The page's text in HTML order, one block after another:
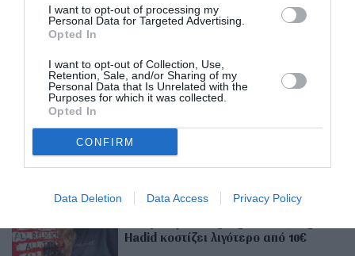
I want to opt-out of processing my
Personal Data for Targeted Advertising.
Opted In
I want to opt-out of Collection, Use,
Retention, Sale, and/or Sharing of my
Personal Data that Is Unrelated with the
Purposes for which it was collected.
Opted In
CONFIRM
Data Deletion Data Access Privacy Policy
Πρόσφατα στο μεταξύ,την είδαμε να κάνει τις
πρώτες της βόλτες με καρότσι στους δρόμους
της Νέας Υόρκης.
ADVERTISEMENT - CONTINUE READING BELOW
RELATED STORY
Hadid κοστίζει λιγότερο από 10€